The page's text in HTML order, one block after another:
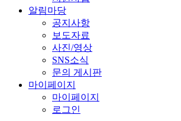
알림마당
공지사항
보도자료
사진/영상
SNS소식
문의 게시판
마이페이지
마이페이지
로그인